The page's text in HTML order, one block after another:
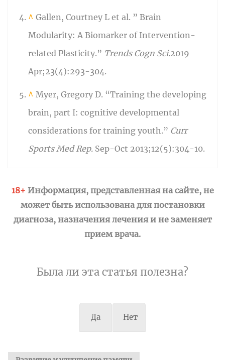
^ Gallen, Courtney L et al. ” Brain
Modularity: A Biomarker of Intervention-
related Plasticity.” Trends Cogn Sci.2019
Apr;23(4):293-304.
^ Myer, Gregory D. “Training the developing
brain, part I: cognitive developmental
considerations for training youth.” Curr
Sports Med Rep. Sep-Oct 2013;12(5):304-10.
18+ Информация, представленная на сайте, не
может быть использована для постановки
диагноза, назначения лечения и не заменяет
прием врача.
Была ли эта статья полезна?
Да Нет